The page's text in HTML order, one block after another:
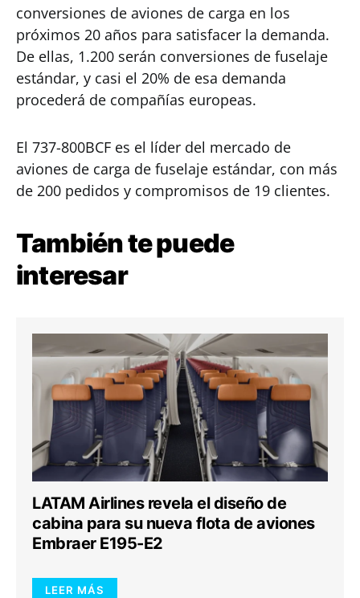
conversiones de aviones de carga en los
próximos 20 años para satisfacer la demanda.
De ellas, 1.200 serán conversiones de fuselaje
estándar, y casi el 20% de esa demanda
procederá de compañías europeas.
El 737-800BCF es el líder del mercado de
aviones de carga de fuselaje estándar, con más
de 200 pedidos y compromisos de 19 clientes.
También te puede
interesar
LATAM Airlines revela el diseño de
cabina para su nueva flota de aviones
Embraer E195-E2
LEER MÁS